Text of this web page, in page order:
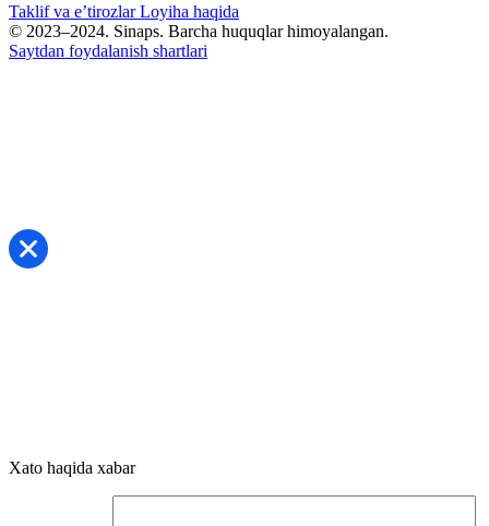
Taklif va e’tirozlarLoyiha haqida
© 2023–2024. Sinaps. Barcha huquqlar himoyalangan.
Saytdan foydalanish shartlari
Xato haqida xabar